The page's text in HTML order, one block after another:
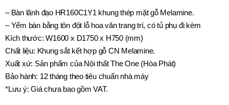
– Bàn lãnh đạo HR160C1Y1 khung thép mặt gỗ Melamine.
– Yếm bàn bằng tôn đột lỗ hoa văn trang trí, có tủ phụ đi kèm
Kích thước: W1600 x D1750 x H750 (mm)
Chất liệu: Khung sắt kết hợp gỗ CN Melamine.
Xuất xứ: Sản phẩm của Nội thất The One (Hòa Phát)
Bảo hành: 12 tháng theo tiêu chuẩn nhà máy
*Lưu ý: Giá chưa bao gồm VAT.